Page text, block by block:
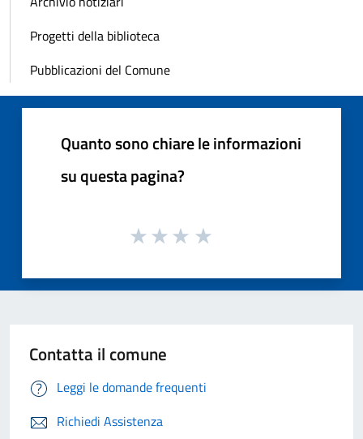
Progetti della biblioteca
Pubblicazioni del Comune
Quanto sono chiare le informazioni
su questa pagina?
Contatta il comune
Leggi le domande frequenti
Richiedi Assistenza